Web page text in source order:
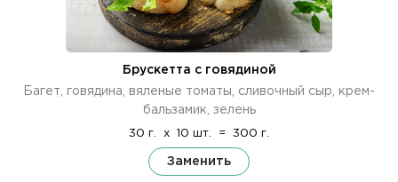
Брускетта с говядиной
Багет, говядина, вяленые томаты, сливочный сыр, крем-
бальзамик, зелень
30 г. x 10 шт. = 300 г.
Заменить